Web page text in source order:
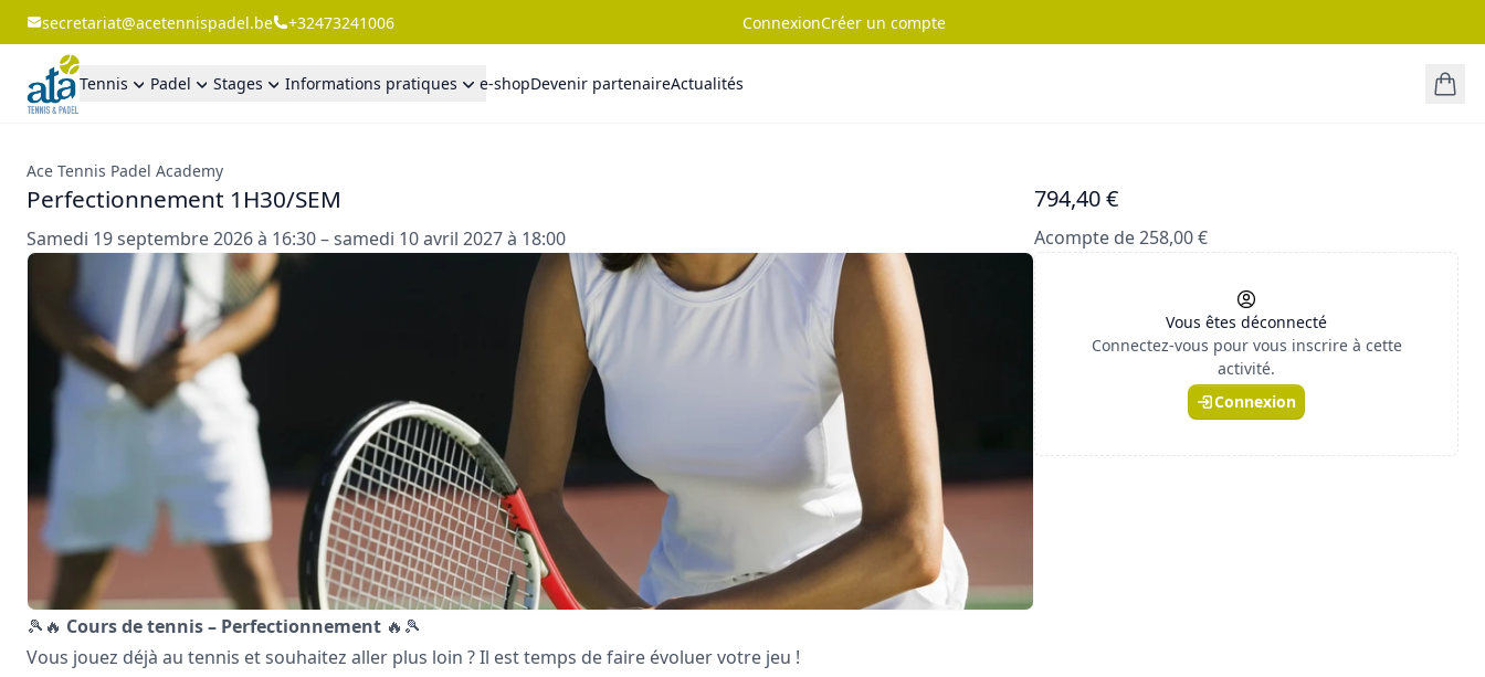
secretariat@acetennispadel.be +32473241006 ConnexionCréer un compte
Tennis Padel Stages Informations pratiques e-shopDevenir partenaireActualités
Ace Tennis Padel Academy
Perfectionnement 1H30/SEM
Samedi 19 septembre 2026 à 16:30 – samedi 10 avril 2027 à 18:00
794,40 €
Acompte de 258,00 €
🎾🔥 Cours de tennis – Perfectionnement 🔥🎾
Vous jouez déjà au tennis et souhaitez aller plus loin ? Il est temps de faire évoluer votre jeu !
Vous êtes déconnecté
Connectez-vous pour vous inscrire à cette
activité.
Connexion